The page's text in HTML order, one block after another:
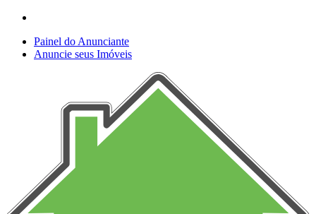
Painel do Anunciante
Anuncie seus Imóveis